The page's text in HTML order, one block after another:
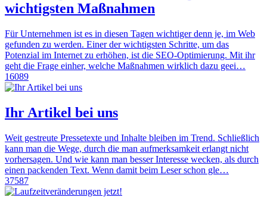
wichtigsten Maßnahmen
Für Unternehmen ist es in diesen Tagen wichtiger denn je, im Web
gefunden zu werden. Einer der wichtigsten Schritte, um das
Potenzial im Internet zu erhöhen, ist die SEO-Optimierung. Mit ihr
geht die Frage einher, welche Maßnahmen wirklich dazu geei…
16089
Ihr Artikel bei uns
Weit gestreute Pressetexte und Inhalte bleiben im Trend. Schließlich
kann man die Wege, durch die man aufmerksamkeit erlangt nicht
vorhersagen. Und wie kann man besser Interesse wecken, als durch
einen packenden Text. Wenn damit beim Leser schon gle…
37587